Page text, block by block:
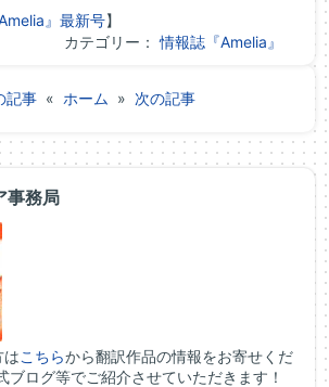
』最新号】
カテゴリー：情報誌『Amelia』
記事 « ホーム » 次の記事
事務局
はこちらから翻訳作品の情報をお寄せくだ
ブログ等でご紹介させていただきます！